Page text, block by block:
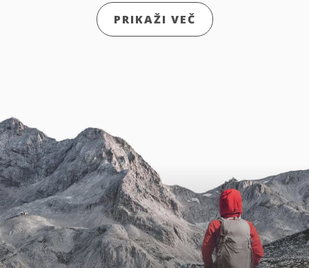
PRIKAŽI VEČ